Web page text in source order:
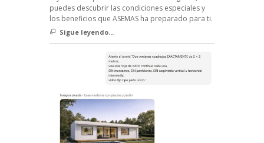
puedes descubrir las condiciones especiales y
los beneficios que ASEMAS ha preparado para ti.
Sigue leyendo...